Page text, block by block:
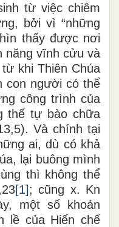
từ việc chiêm
bởi vì “những
thấy được nơi
năng vĩnh cửu và
khi Thiên Chúa
con người có thể
công trình của
thể tự bào chữa
Và chính tại
ai, dù có khả
lại buông mình
thì không thể
[1]; cũng x. Kn
một số khoản
lề của Hiến chế